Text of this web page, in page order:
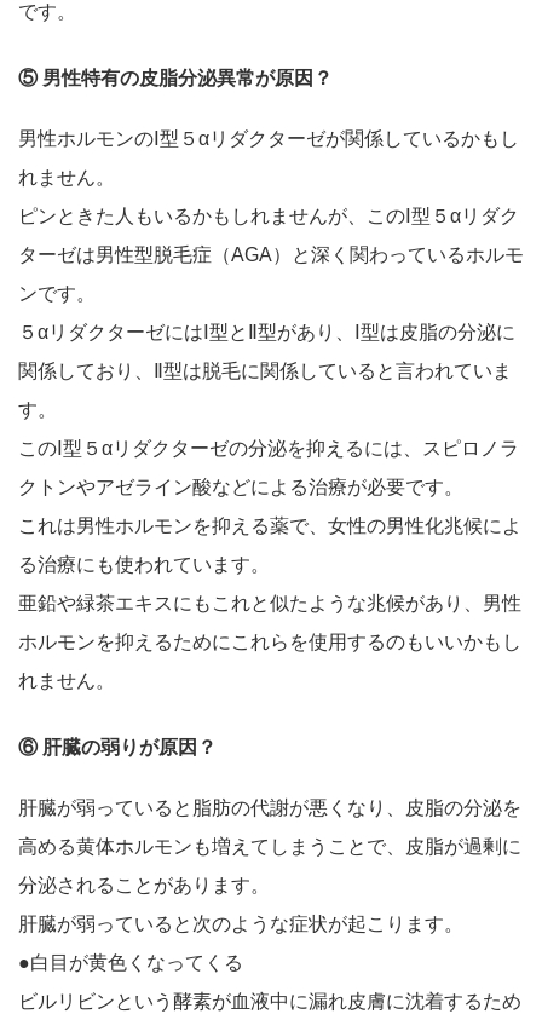
です。
⑤ 男性特有の皮脂分泌異常が原因？
男性ホルモンのⅠ型５αリダクターゼが関係しているかもし
れません。
ピンときた人もいるかもしれませんが、このⅠ型５αリダク
ターゼは男性型脱毛症（AGA）と深く関わっているホルモ
ンです。
５αリダクターゼにはⅠ型とⅡ型があり、Ⅰ型は皮脂の分泌に
関係しており、Ⅱ型は脱毛に関係していると言われていま
す。
このⅠ型５αリダクターゼの分泌を抑えるには、スピロノラ
クトンやアゼライン酸などによる治療が必要です。
これは男性ホルモンを抑える薬で、女性の男性化兆候によ
る治療にも使われています。
亜鉛や緑茶エキスにもこれと似たような兆候があり、男性
ホルモンを抑えるためにこれらを使用するのもいいかもし
れません。
⑥ 肝臓の弱りが原因？
肝臓が弱っていると脂肪の代謝が悪くなり、皮脂の分泌を
高める黄体ホルモンも増えてしまうことで、皮脂が過剰に
分泌されることがあります。
肝臓が弱っていると次のような症状が起こります。
●白目が黄色くなってくる
ビルリビンという酵素が血液中に漏れ皮膚に沈着するため